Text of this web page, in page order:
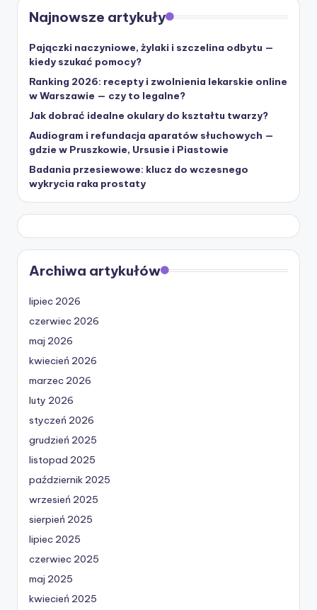
Najnowsze artykuły
Pajączki naczyniowe, żylaki i szczelina odbytu —
kiedy szukać pomocy?
Ranking 2026: recepty i zwolnienia lekarskie online
w Warszawie — czy to legalne?
Jak dobrać idealne okulary do kształtu twarzy?
Audiogram i refundacja aparatów słuchowych —
gdzie w Pruszkowie, Ursusie i Piastowie
Badania przesiewowe: klucz do wczesnego
wykrycia raka prostaty
Archiwa artykułów
lipiec 2026
czerwiec 2026
maj 2026
kwiecień 2026
marzec 2026
luty 2026
styczeń 2026
grudzień 2025
listopad 2025
październik 2025
wrzesień 2025
sierpień 2025
lipiec 2025
czerwiec 2025
maj 2025
kwiecień 2025